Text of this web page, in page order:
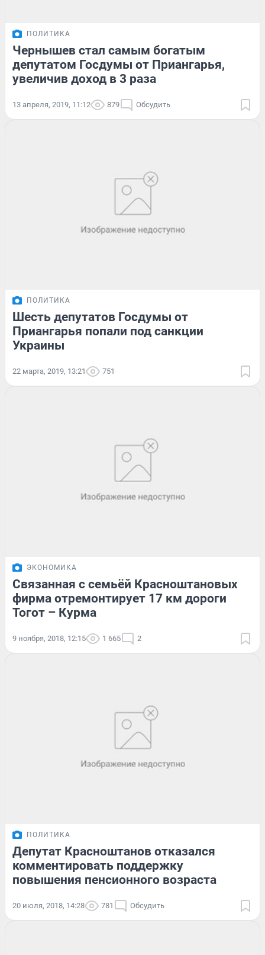
ПОЛИТИКА
Чернышев стал самым богатым
депутатом Госдумы от Приангарья,
увеличив доход в 3 раза
13 апреля, 2019, 11:12 879 Обсудить
ПОЛИТИКА
Шесть депутатов Госдумы от
Приангарья попали под санкции
Украины
22 марта, 2019, 13:21 751
ЭКОНОМИКА
Связанная с семьёй Красноштановых
фирма отремонтирует 17 км дороги
Тогот – Курма
9 ноября, 2018, 12:15 1 665 2
ПОЛИТИКА
Депутат Красноштанов отказался
комментировать поддержку
повышения пенсионного возраста
20 июля, 2018, 14:28 781 Обсудить